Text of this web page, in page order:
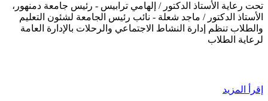
تحت رعاية الأستاذ الدكتور / إلهامي ترابيس - رئيس جامعة دمنهور،
الأستاذ الدكتور / ماجد شعلة - نائب رئيس الجامعة لشئون التعليم
والطلاب تنظم إدارة النشاط الاجتماعي والرحلات بالإدارة العامة
لرعاية الطلاب
إقرأ المزيد